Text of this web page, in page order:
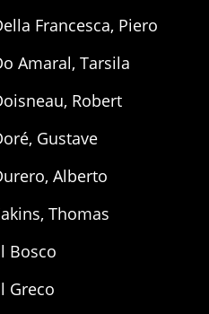
Francesca, Piero
Amaral, Tarsila
Robert
Gustave
Alberto
Thomas
Bosco
Greco